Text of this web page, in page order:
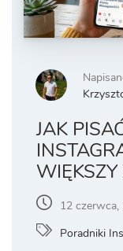
JAK
WIĘKSZY
12 czerwca,
Poradniki